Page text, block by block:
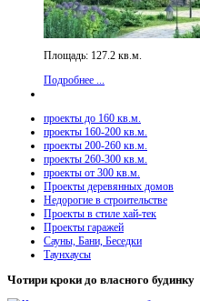
Площадь: 127.2 кв.м.
Подробнее ...
проекты до 160 кв.м.
проекты 160-200 кв.м.
проекты 200-260 кв.м.
проекты 260-300 кв.м.
проекты от 300 кв.м.
Проекты деревянных домов
Недорогие в строительстве
Проекты в стиле хай-тек
Проекты гаражей
Сауны, Бани, Беседки
Таунхаусы
Чотири кроки до власного будинку